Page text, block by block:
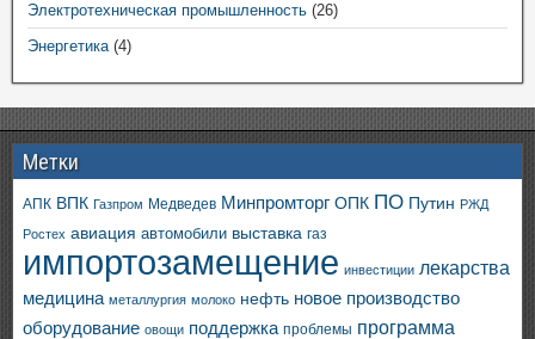
Электротехническая промышленность (26)
Энергетика(4)
Метки
АПК ВПК Газпром Медведев Минпромторг ОПК ПО Путин РЖД
Ростех авиация автомобили выставка газ
импортозамещение инвестиции лекарства
медицина металлургия молоко нефть новое производство
оборудование овощи поддержка проблемы программа